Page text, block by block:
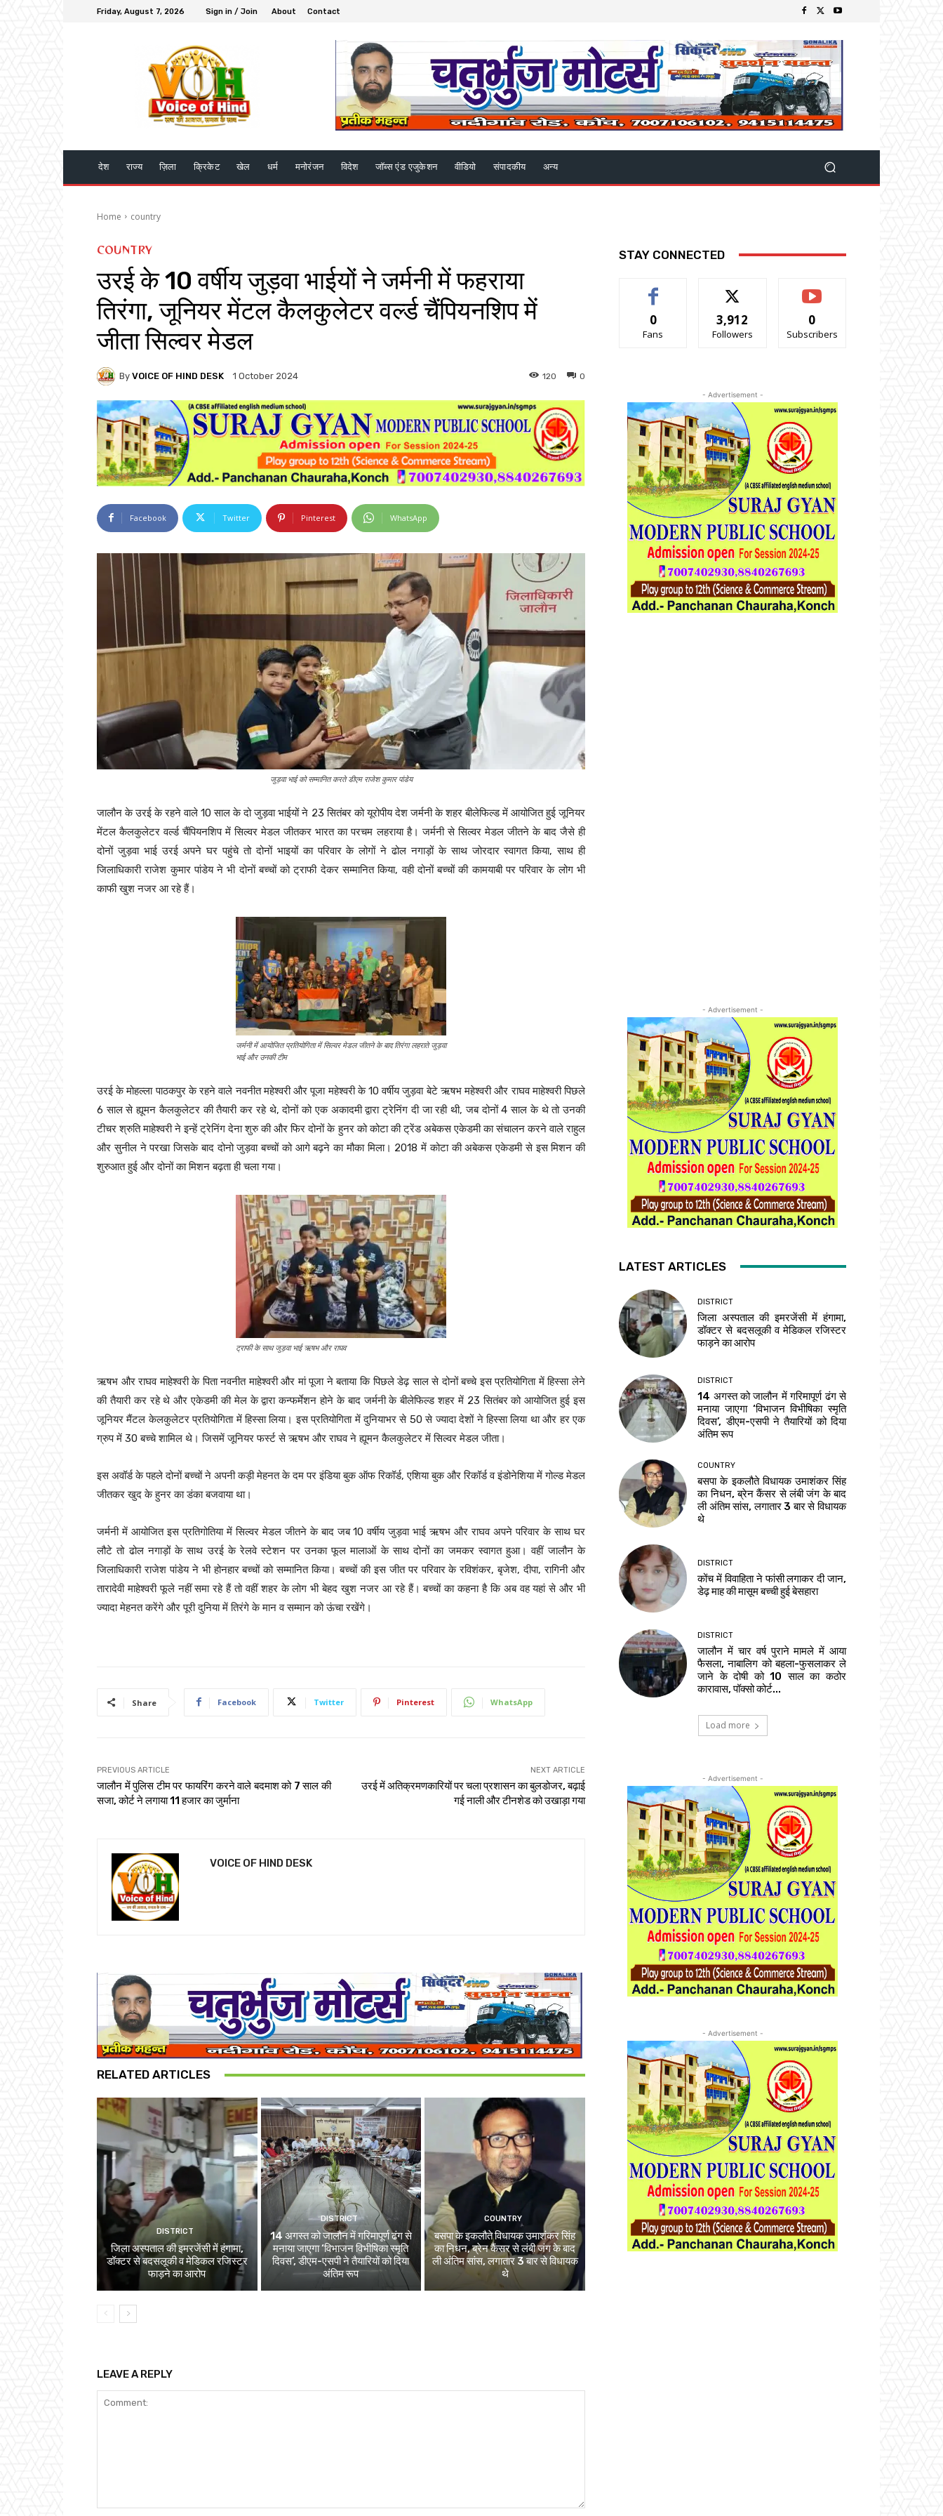
Friday, August 7, 2026 Sign in / Join About Contact
देश राज्य ज़िला क्रिकेट खेल धर्म मनोरंजन विदेश जॉब्स एंड एजुकेशन वीडियो संपादकीय अन्य
Home country
COUNTRY
उरई के 10 वर्षीय जुड़वा भाईयों ने जर्मनी में फहराया
तिरंगा, जूनियर मेंटल कैलकुलेटर वर्ल्ड चैंपियनशिप में
जीता सिल्वर मेडल
By VOICE OF HIND DESK 1 October 2024 0
120
Facebook Twitter Pinterest WhatsApp
जुड़वा भाई को सम्मानित करते डीएम राजेश कुमार पांडेय
जालौन के उरई के रहने वाले 10 साल के दो जुड़वा भाईयों ने 23 सितंबर को यूरोपीय देश जर्मनी के शहर बीलेफिल्ड में आयोजित हुई जूनियर
मेंटल कैलकुलेटर वर्ल्ड चैंपियनशिप में सिल्वर मेडल जीतकर भारत का परचम लहराया है। जर्मनी से सिल्वर मेडल जीतने के बाद जैसे ही
दोनों जुड़वा भाई उरई अपने घर पहुंचे तो दोनों भाइयों का परिवार के लोगों ने ढोल नगाड़ों के साथ जोरदार स्वागत किया, साथ ही
जिलाधिकारी राजेश कुमार पांडेय ने भी दोनों बच्चों को ट्राफी देकर सम्मानित किया, वही दोनों बच्चों की कामयाबी पर परिवार के लोग भी
काफी खुश नजर आ रहे हैं।
जर्मनी में आयोजित प्रतियोगिता में सिल्वर मेडल जीतने के बाद तिरंगा लहराते जुड़वा
भाई और उनकी टीम
उरई के मोहल्ला पाठकपुर के रहने वाले नवनीत महेश्वरी और पूजा महेश्वरी के 10 वर्षीय जुड़वा बेटे ऋषभ महेश्वरी और राघव माहेश्वरी पिछले
6 साल से ह्यूमन कैलकुलेटर की तैयारी कर रहे थे, दोनों को एक अकादमी द्वारा ट्रेनिंग दी जा रही थी, जब दोनों 4 साल के थे तो उनकी
टीचर श्रुति माहेश्वरी ने इन्हें ट्रेनिंग देना शुरु की और फिर दोनों के हुनर को कोटा की ट्रेंड अबेकस एकेडमी का संचालन करने वाले राहुल
और सुनील ने परखा जिसके बाद दोनो जुड़वा बच्चों को आगे बढ़ने का मौका मिला। 2018 में कोटा की अबेकस एकेडमी से इस मिशन की
शुरुआत हुई और दोनों का मिशन बढ़ता ही चला गया।
ट्राफी के साथ जुड़वा भाई ऋषभ और राघव
ऋषभ और राघव माहेश्वरी के पिता नवनीत माहेश्वरी और मां पूजा ने बताया कि पिछले डेढ़ साल से दोनों बच्चे इस प्रतियोगिता में हिस्सा लेने
की तैयारी कर रहे थे और एकेडमी की मेल के द्वारा कन्फर्मेशन होने के बाद जर्मनी के बीलेफिल्ड शहर में 23 सितंबर को आयोजित हुई इस
जूनियर मैंटल केलकुलेटर प्रतियोगिता में हिस्सा लिया। इस प्रतियोगिता में दुनियाभर से 50 से ज्यादा देशों ने हिस्सा लिया था और हर एक
ग्रुप में 30 बच्चे शामिल थे। जिसमें जूनियर फर्स्ट से ऋषभ और राघव ने ह्यूमन कैलकुलेटर में सिल्वर मेडल जीता।
इस अवॉर्ड के पहले दोनों बच्चों ने अपनी कड़ी मेहनत के दम पर इंडिया बुक ऑफ रिकॉर्ड, एशिया बुक और रिकॉर्ड व इंडोनेशिया में गोल्ड मेडल
जीतकर खुद के हुनर का डंका बजवाया था।
जर्मनी में आयोजित इस प्रतिगोतिया में सिल्वर मेडल जीतने के बाद जब 10 वर्षीय जुड़वा भाई ऋषभ और राघव अपने परिवार के साथ घर
लौटे तो ढोल नगाड़ों के साथ उरई के रेलवे स्टेशन पर उनका फूल मालाओं के साथ दोनों का जमकर स्वागत हुआ। वहीं जालौन के
जिलाधिकारी राजेश पांडेय ने भी होनहार बच्चों को सम्मानित किया। बच्चों की इस जीत पर परिवार के रविशंकर, बृजेश, दीपा, रागिनी और
तारादेवी माहेश्वरी फूले नहीं समा रहे हैं तो वहीं शहर के लोग भी बेहद खुश नजर आ रहे हैं। बच्चों का कहना है कि अब वह यहां से और भी
ज्यादा मेहनत करेंगे और पूरी दुनिया में तिरंगे के मान व सम्मान को ऊंचा रखेंगे।
Share Facebook Twitter Pinterest WhatsApp
PREVIOUS ARTICLE
जालौन में पुलिस टीम पर फायरिंग करने वाले बदमाश को 7 साल की
सजा, कोर्ट ने लगाया 11 हजार का जुर्माना
NEXT ARTICLE
उरई में अतिक्रमणकारियों पर चला प्रशासन का बुलडोजर, बढ़ाई
गई नाली और टीनशेड को उखाड़ा गया
VOICE OF HIND DESK
RELATED ARTICLES
DISTRICT
जिला अस्पताल की इमरजेंसी में हंगामा,
डॉक्टर से बदसलूकी व मेडिकल रजिस्टर
फाड़ने का आरोप
DISTRICT
14 अगस्त को जालौन में गरिमापूर्ण ढंग से
मनाया जाएगा ‘विभाजन विभीषिका स्मृति
दिवस’, डीएम-एसपी ने तैयारियों को दिया
अंतिम रूप
COUNTRY
बसपा के इकलौते विधायक उमाशंकर सिंह
का निधन, ब्रेन कैंसर से लंबी जंग के बाद
ली अंतिम सांस, लगातार 3 बार से विधायक
थे
LEAVE A REPLY
STAY CONNECTED
0
Fans
3,912
Followers
0
Subscribers
- Advertisement -
- Advertisement -
LATEST ARTICLES
DISTRICT
जिला अस्पताल की इमरजेंसी में हंगामा,
डॉक्टर से बदसलूकी व मेडिकल रजिस्टर
फाड़ने का आरोप
DISTRICT
14 अगस्त को जालौन में गरिमापूर्ण ढंग से
मनाया जाएगा ‘विभाजन विभीषिका स्मृति
दिवस’, डीएम-एसपी ने तैयारियों को दिया
अंतिम रूप
COUNTRY
बसपा के इकलौते विधायक उमाशंकर सिंह
का निधन, ब्रेन कैंसर से लंबी जंग के बाद
ली अंतिम सांस, लगातार 3 बार से विधायक
थे
DISTRICT
कोंच में विवाहिता ने फांसी लगाकर दी जान,
डेढ़ माह की मासूम बच्ची हुई बेसहारा
DISTRICT
जालौन में चार वर्ष पुराने मामले में आया
फैसला, नाबालिग को बहला-फुसलाकर ले
जाने के दोषी को 10 साल का कठोर
कारावास, पॉक्सो कोर्ट...
Load more
- Advertisement -
- Advertisement -